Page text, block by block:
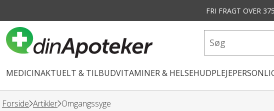
FRI FRAGT OVER
MEDICINAKTUELT & TILBUDVITAMINER & HELSEHUDPLEJE
Forside Artikler Omgangssyge